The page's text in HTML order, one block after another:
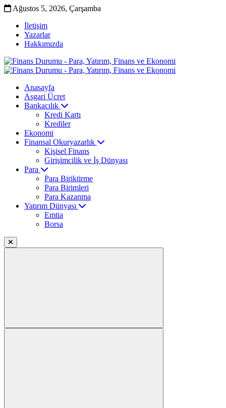
Ağustos 5, 2026, Çarşamba
İletişim
Yazarlar
Hakkımızda
Anasayfa
Asgari Ücret
Bankacılık
Kredi Kartı
Krediler
Ekonomi
Finansal Okuryazarlık
Kişisel Finans
Girişimcilik ve İş Dünyası
Para
Para Biriktirme
Para Birimleri
Para Kazanma
Yatırım Dünyası
Emtia
Borsa